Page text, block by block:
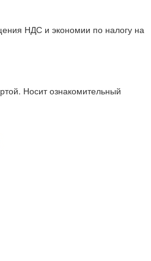
НДС и экономии по налогу на
Носит ознакомительный